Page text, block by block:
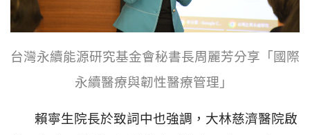
台灣永續能源研究基金會秘書長周麗芳分享「國際
永續醫療與韌性醫療管理」
賴寧生院長於致詞中也強調，大林慈濟醫院啟